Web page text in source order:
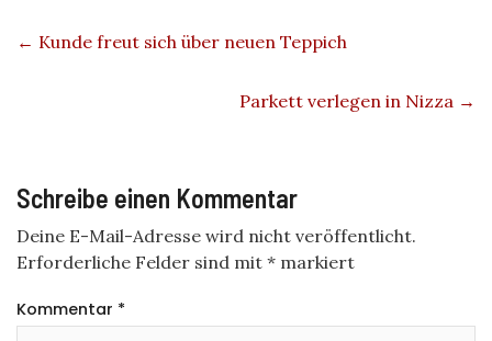
← Kunde freut sich über neuen Teppich
Parkett verlegen in Nizza →
Schreibe einen Kommentar
Deine E-Mail-Adresse wird nicht veröffentlicht.
Erforderliche Felder sind mit * markiert
Kommentar *